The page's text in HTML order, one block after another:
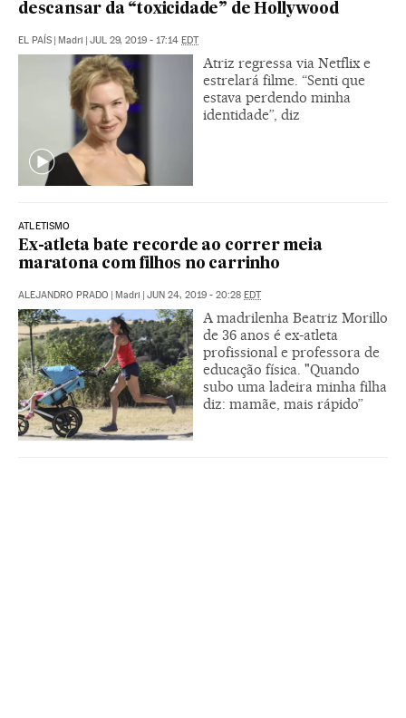
descansar da “toxicidade” de Hollywood
EL PAÍS | Madri | JUL 29, 2019 - 17:14 EDT
Atriz regressa via Netflix e
estrelará filme. “Senti que
estava perdendo minha
identidade”, diz
ATLETISMO
Ex-atleta bate recorde ao correr meia
maratona com filhos no carrinho
ALEJANDRO PRADO | Madri | JUN 24, 2019 - 20:28 EDT
A madrilenha Beatriz Morillo
de 36 anos é ex-atleta
profissional e professora de
educação física. "Quando
subo uma ladeira minha filha
diz: mamãe, mais rápido”